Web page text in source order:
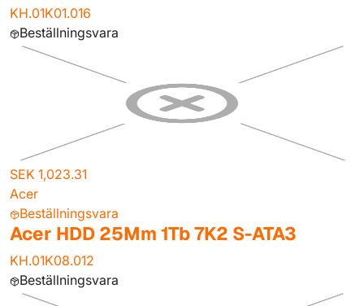
KH.01K01.016
Beställningsvara
SEK 1,023.31
Acer
Beställningsvara
Acer HDD 25Mm 1Tb 7K2 S-ATA3
KH.01K08.012
Beställningsvara